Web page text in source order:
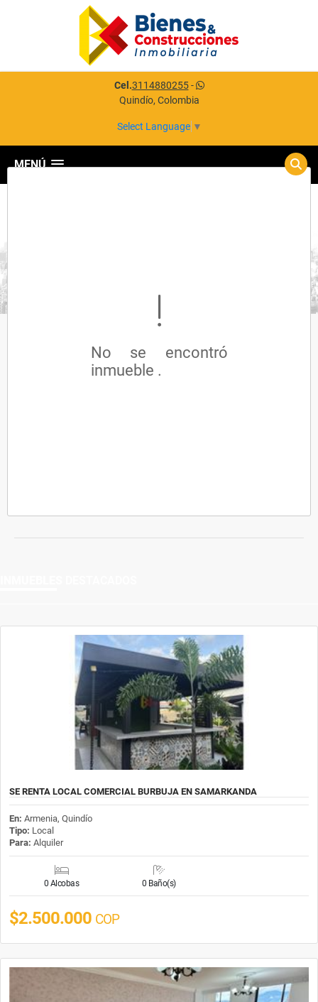
Cel.3114880255-
Quindío, Colombia
Select Language ▼
MENÚ
No se encontró
inmueble .
SE RENTA LOCAL COMERCIAL BURBUJA EN SAMARKANDA
En: Armenia, Quindío
Tipo: Local
Para: Alquiler
0 Alcobas 0 Baño(s)
$2.500.000 COP